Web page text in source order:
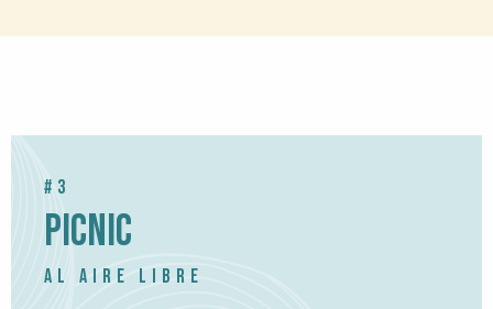
#3
PICNIC
AL AIRE LIBRE